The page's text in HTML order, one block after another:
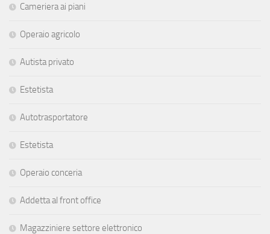
Cameriera ai piani
Operaio agricolo
Autista privato
Estetista
Autotrasportatore
Estetista
Operaio conceria
Addetta al front office
Magazziniere settore elettronico